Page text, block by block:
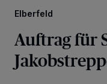
Elberfeld
Auftrag für